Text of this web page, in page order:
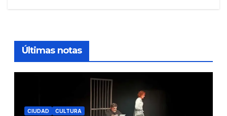
Últimas notas
CIUDAD CULTURA